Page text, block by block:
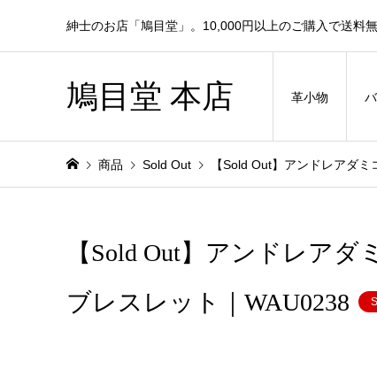
紳士のお店「鳩目堂」。10,000円以上のご購入で送料無
鳩目堂 本店 革小物
商品 Sold Out 【Sold Out】アンドレアダ
【Sold Out】アンドレア
ブレスレット｜WAU0238